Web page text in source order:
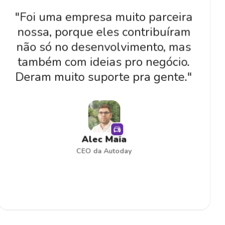
a camisa junto com você? A
Phurshell é exatamente isso.
Uma empresa cheia de ideias
impressionantes, com uma
equipe batalhadora e
extremamente dedicada, é o
melhor: sempre disposta a
ajudar de verdade.